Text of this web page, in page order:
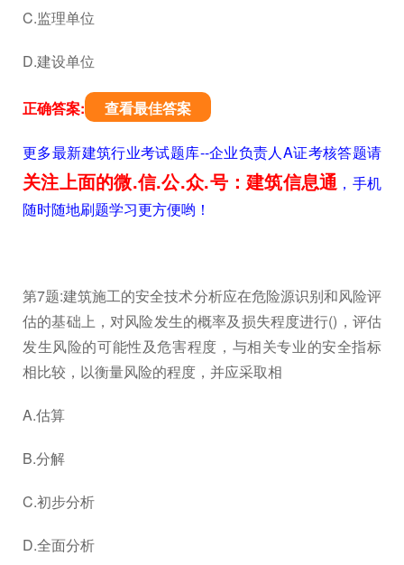
C.监理单位
D.建设单位
正确答案: 查看最佳答案
更多最新建筑行业考试题库--企业负责人A证考核答题请
关注上面的微.信.公.众.号：建筑信息通，手机
随时随地刷题学习更方便哟！
第7题:建筑施工的安全技术分析应在危险源识别和风险评
估的基础上，对风险发生的概率及损失程度进行()，评估
发生风险的可能性及危害程度，与相关专业的安全指标
相比较，以衡量风险的程度，并应采取相
A.估算
B.分解
C.初步分析
D.全面分析